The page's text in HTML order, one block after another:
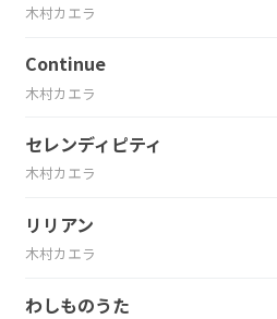
木村カエラ
Continue
木村カエラ
セレンディピティ
木村カエラ
リリアン
木村カエラ
わしものうた